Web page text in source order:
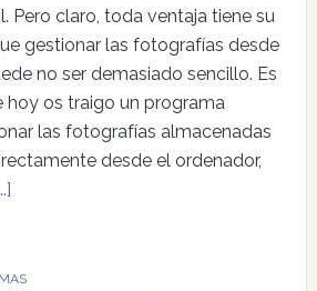
Pero claro, toda ventaja tiene su
gestionar las fotografías desde
no ser demasiado sencillo. Es
hoy os traigo un programa
las fotografías almacenadas
desde el ordenador,